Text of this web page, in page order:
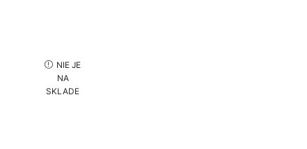
NIE JE
NA
SKLADE